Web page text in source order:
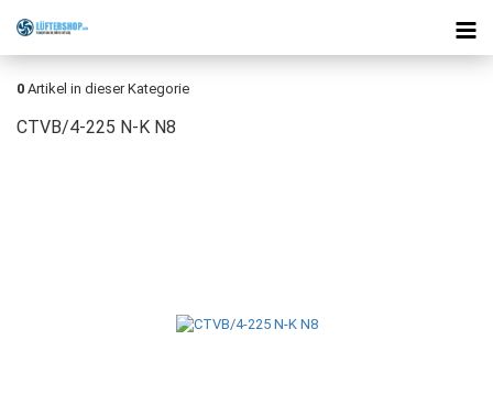
0 Artikel in dieser Kategorie
CTVB/4-225 N-K N8